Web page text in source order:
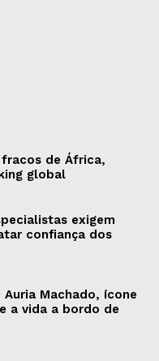
de África,
global
exigem
confiança dos
Auria Machado, ícone
a vida a bordo de